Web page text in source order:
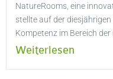
NatureRooms, eine
stellte auf der
Kompetenz im Bereich
Weiterlesen